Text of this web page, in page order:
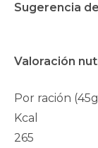
Sugerencia
Valoración
Por ración
Kcal
265